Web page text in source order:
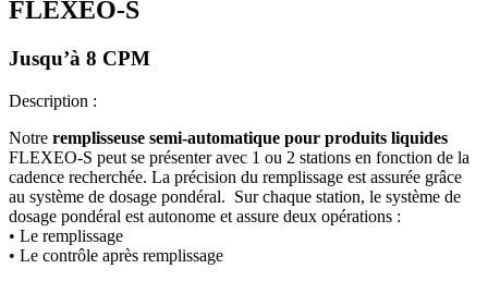
FLEXEO-S
Jusqu’à 8 CPM
Description :
Notre remplisseuse semi-automatique pour produits liquides
FLEXEO-S peut se présenter avec 1 ou 2 stations en fonction de la
cadence recherchée. La précision du remplissage est assurée grâce
au système de dosage pondéral. Sur chaque station, le système de
dosage pondéral est autonome et assure deux opérations :
• Le remplissage
• Le contrôle après remplissage